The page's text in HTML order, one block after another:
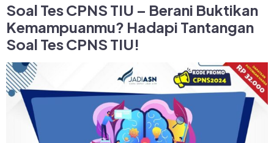
Soal Tes CPNS TIU – Berani Buktikan
Kemampuanmu? Hadapi Tantangan
Soal Tes CPNS TIU!